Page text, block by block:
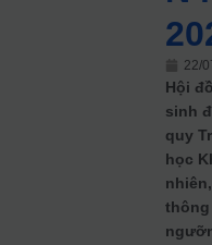
22/
Hội
sinh
quy
học
thông